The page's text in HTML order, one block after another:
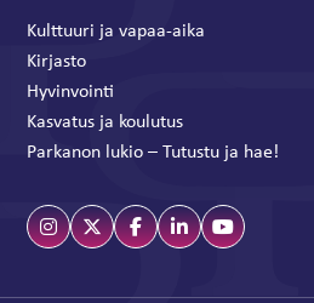
Kulttuuri ja vapaa-aika
Kirjasto
Hyvinvointi
Kasvatus ja koulutus
Parkanon lukio – Tutustu ja hae!